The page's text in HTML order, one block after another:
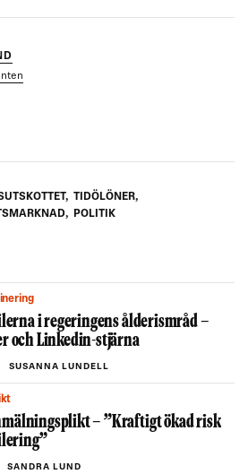
, TIDÖLÖNER,
, POLITIK
i regeringens ålderismråd –
och Linkedin-stjärna
SUSANNA LUNDELL
– ”Kraftigt ökad risk
SANDRA LUND